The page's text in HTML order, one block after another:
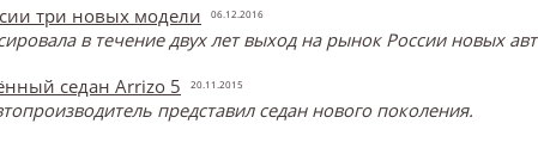
три новых модели
06.12.2016
в течение двух лет выход на рынок России новых
седан Arrizo 5
20.11.2015
представил седан нового поколения.